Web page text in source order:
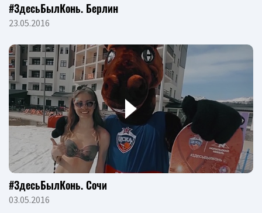
#ЗдесьБылКонь. Берлин
23.05.2016
#ЗдесьБылКонь. Сочи
03.05.2016